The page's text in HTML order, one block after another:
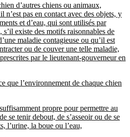
d’autres chiens ou animaux,
n’est pas en contact avec des objets, y
et d’eau, qui sont utilisés par
s’il existe des motifs raisonnables de
maladie contagieuse ou qu’il est
ou de couver une telle maladie,
par le lieutenant-gouverneur en
que l’environnement de chaque chien
propre pour permettre au
se tenir debout, de s’asseoir ou de se
l’urine, la boue ou l’eau,